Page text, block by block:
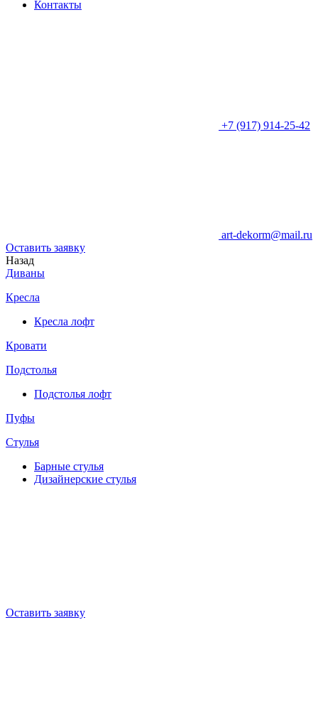
Контакты
+7 (917) 914-25-42
art-dekorm@mail.ru
Оставить заявку
Назад
Диваны
Кресла
Кресла лофт
Кровати
Подстолья
Подстолья лофт
Пуфы
Стулья
Барные cтулья
Дизайнерские cтулья
Оставить заявку